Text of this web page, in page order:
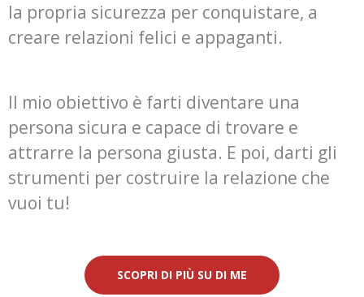
la propria sicurezza per conquistare, a
creare relazioni felici e appaganti.
Il mio obiettivo è farti diventare una
persona sicura e capace di trovare e
attrarre la persona giusta. E poi, darti gli
strumenti per costruire la relazione che
vuoi tu!
SCOPRI DI PIÙ SU DI ME